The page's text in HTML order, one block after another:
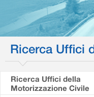
Ricerca Uffici
Ricerca Uffici della
Motorizzazione Civile